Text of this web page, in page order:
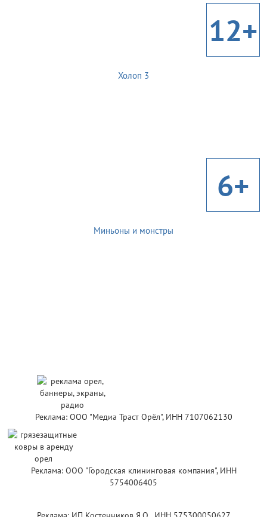
12+
Холоп 3
6+
Миньоны и монстры
Реклама: ООО "Медиа Траст Орёл", ИНН 7107062130
Реклама: ООО "Городская клининговая компания", ИНН
5754006405